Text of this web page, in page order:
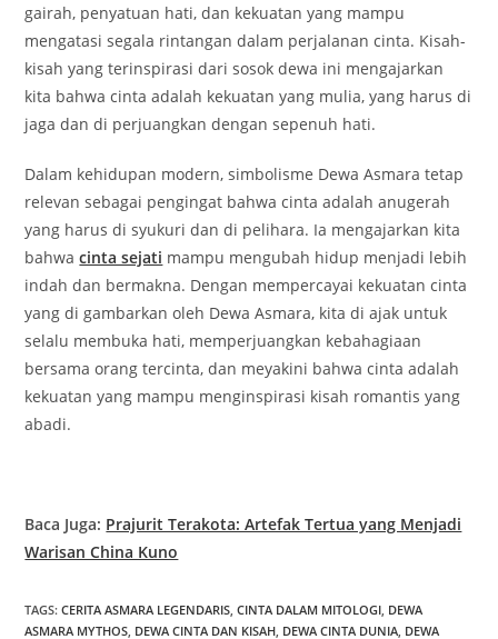
gairah, penyatuan hati, dan kekuatan yang mampu
mengatasi segala rintangan dalam perjalanan cinta. Kisah-
kisah yang terinspirasi dari sosok dewa ini mengajarkan
kita bahwa cinta adalah kekuatan yang mulia, yang harus di
jaga dan di perjuangkan dengan sepenuh hati.
Dalam kehidupan modern, simbolisme Dewa Asmara tetap
relevan sebagai pengingat bahwa cinta adalah anugerah
yang harus di syukuri dan di pelihara. Ia mengajarkan kita
bahwacinta sejati mampu mengubah hidup menjadi lebih
indah dan bermakna. Dengan mempercayai kekuatan cinta
yang di gambarkan oleh Dewa Asmara, kita di ajak untuk
selalu membuka hati, memperjuangkan kebahagiaan
bersama orang tercinta, dan meyakini bahwa cinta adalah
kekuatan yang mampu menginspirasi kisah romantis yang
abadi.
Baca Juga: Prajurit Terakota: Artefak Tertua yang Menjadi
Warisan China Kuno
TAGS:CERITA ASMARA LEGENDARIS CINTA DALAM MITOLOGI DEWA
ASMARA MYTHOS DEWA CINTA DAN KISAH DEWA CINTA DUNIA DEWA